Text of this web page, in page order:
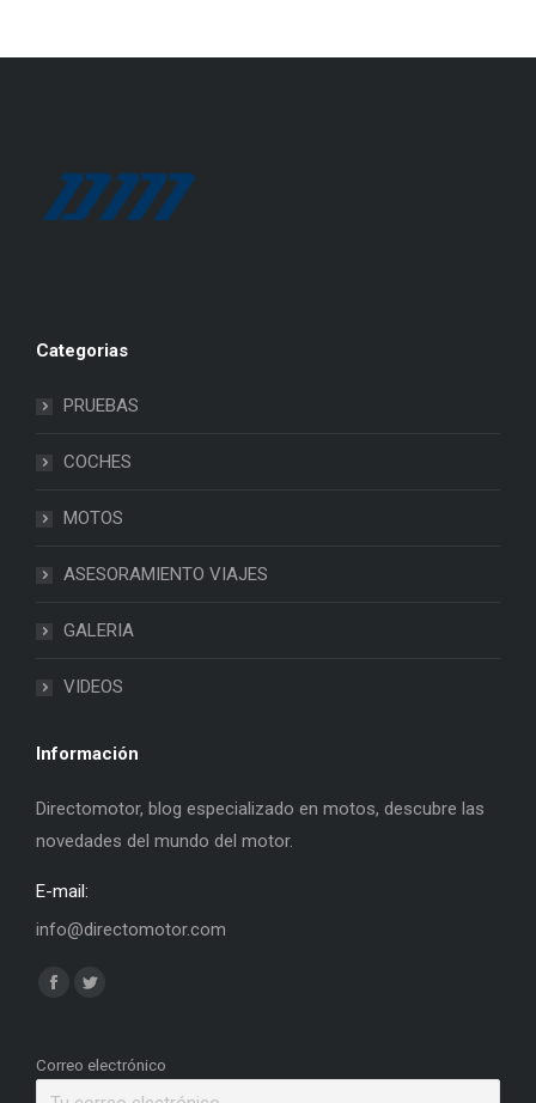
Categorias
PRUEBAS
COCHES
MOTOS
ASESORAMIENTO VIAJES
GALERIA
VIDEOS
Información
Directomotor, blog especializado en motos, descubre las
novedades del mundo del motor.
E-mail:
info@directomotor.com
Find us on:
Facebook
opens
Twitter
opens
Correo electrónico